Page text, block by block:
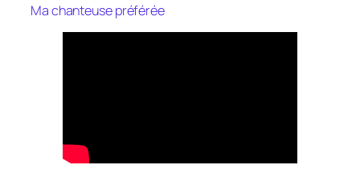
Ma chanteuse préférée